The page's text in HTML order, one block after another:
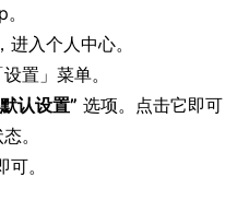
入个人中心。
置」菜单。
认设置” 选项。点击它即可
。
。